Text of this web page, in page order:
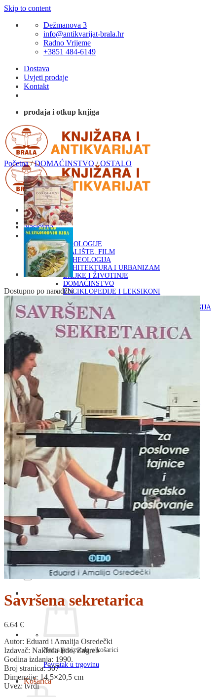
Skip to content
Dežmanova 3
info@antikvarijat-brala.hr
Radno Vrijeme
+3851 484-6149
Dostava
Uvjeti prodaje
Kontakt
prodaja i otkup knjiga
Naslovna
KNJIGE
OD ARHEOLOGIJE
DO KAZALIŠTE, FILM
ARHEOLOGIJA
ARHITEKTURA I URBANIZAM
BILJKE I ŽIVOTINJE
DOMAĆINSTVO
ENCIKLOPEDIJE I LEKSIKONI
ETNOLOGIJA
FILOZOFIJA, SOCIOLOGIJA, ANTROPOLOGIJA
FOTOGRAFIJA
GLAZBENA UMJETNOST
KAZALIŠTE, FILM
OD KNJIŽEVNOST
KNJIŽEVNOST
LIKOVNA UMJETNOST
LJEKOVITO BILJE I ZDRAVLJE
MITOLOGIJA
POVIJEST I PUBLICISTIKA
PRIRODNE ZNANOSTI
PSIHOLOGIJA, POPULARNA PSIHOLOGIJA,
ALTERNATIVA
RAZNO
RELIGIJA
OD RJEČNIKA
RJEČNICI, GRAMATIKE, PRAVOPISI…
ŠAH
SPORT
STRIPOVI
TEHNIČKE ZNANOSTI
TEORIJA I POVIJEST KNJIŽEVNOSTI
VEDUTE
ZAGREB
ZEMLJOVIDI
Otkup knjiga
O nama
Novosti
AKCIJA
Nema proizvoda u košarici
Povratak u trgovinu
Košarica
Početna / DOMAĆINSTVO / OSTALO
Dostupno po narudžbi
Savršena sekretarica
6.64 €
Autor: Eduard i Amalija Osredečki
Izdavač: Naklada Edo, Zagreb
Godina izdanja: 1990.
Broj stranica: 307
Dimenzije: 14,5×20,5 cm
Uvez: tvrdi